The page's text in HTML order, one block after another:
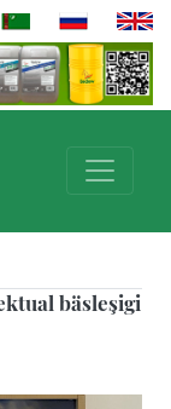
bäsleşigi